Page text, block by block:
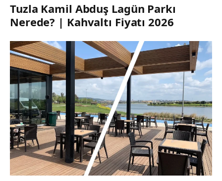
Tuzla Kamil Abduş Lagün Parkı
Nerede? | Kahvaltı Fiyatı 2026